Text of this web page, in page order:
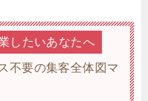
したいあなたへ
不要の集客全体図マ